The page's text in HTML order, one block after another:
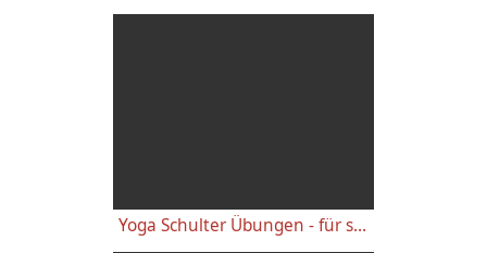
Yoga Schulter Übungen - für starke gesunde Schultern, gegen Schulterschmerzen